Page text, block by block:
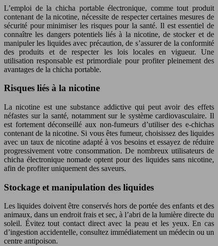
L’emploi de la chicha portable électronique, comme tout produit
contenant de la nicotine, nécessite de respecter certaines mesures de
sécurité pour minimiser les risques pour la santé. Il est essentiel de
connaître les dangers potentiels liés à la nicotine, de stocker et de
manipuler les liquides avec précaution, de s’assurer de la conformité
des produits et de respecter les lois locales en vigueur. Une
utilisation responsable est primordiale pour profiter pleinement des
avantages de la chicha portable.
Risques liés à la nicotine
La nicotine est une substance addictive qui peut avoir des effets
néfastes sur la santé, notamment sur le système cardiovasculaire. Il
est fortement déconseillé aux non-fumeurs d’utiliser des e-chichas
contenant de la nicotine. Si vous êtes fumeur, choisissez des liquides
avec un taux de nicotine adapté à vos besoins et essayez de réduire
progressivement votre consommation. De nombreux utilisateurs de
chicha électronique nomade optent pour des liquides sans nicotine,
afin de profiter uniquement des saveurs.
Stockage et manipulation des liquides
Les liquides doivent être conservés hors de portée des enfants et des
animaux, dans un endroit frais et sec, à l’abri de la lumière directe du
soleil. Évitez tout contact direct avec la peau et les yeux. En cas
d’ingestion accidentelle, consultez immédiatement un médecin ou un
centre antipoison.